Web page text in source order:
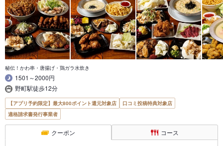
秘伝！かわ串・唐揚げ・鶏ガラ水炊き
1501～2000円
野町駅徒歩12分
【アプリ予約限定】最大800ポイント還元対象店
口コミ投稿特典対象店
適格請求書発行事業者
クーポン コース